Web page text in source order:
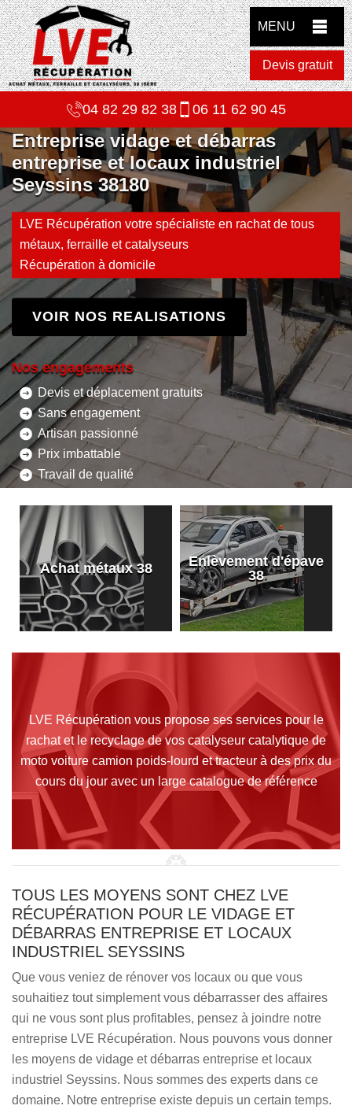
MENU
Devis gratuit
04 82 29 82 38 06 11 62 90 45
Entreprise vidage et débarras
entreprise et locaux industriel
Seyssins 38180
LVE Récupération votre spécialiste en rachat de tous
métaux, ferraille et catalyseurs
Récupération à domicile
VOIR NOS REALISATIONS
Nos engagements
Devis et déplacement gratuits
Sans engagement
Artisan passionné
Prix imbattable
Travail de qualité
Achat métaux 38
Enlèvement d'épave
38
LVE Récupération vous propose ses services pour le
rachat et le recyclage de vos catalyseur catalytique de
moto voiture camion poids-lourd et tracteur à des prix du
cours du jour avec un large catalogue de référence
TOUS LES MOYENS SONT CHEZ LVE
RÉCUPÉRATION POUR LE VIDAGE ET
DÉBARRAS ENTREPRISE ET LOCAUX
INDUSTRIEL SEYSSINS
Que vous veniez de rénover vos locaux ou que vous
souhaitiez tout simplement vous débarrasser des affaires
qui ne vous sont plus profitables, pensez à joindre notre
entreprise LVE Récupération. Nous pouvons vous donner
les moyens de vidage et débarras entreprise et locaux
industriel Seyssins. Nous sommes des experts dans ce
domaine. Notre entreprise existe depuis un certain temps.